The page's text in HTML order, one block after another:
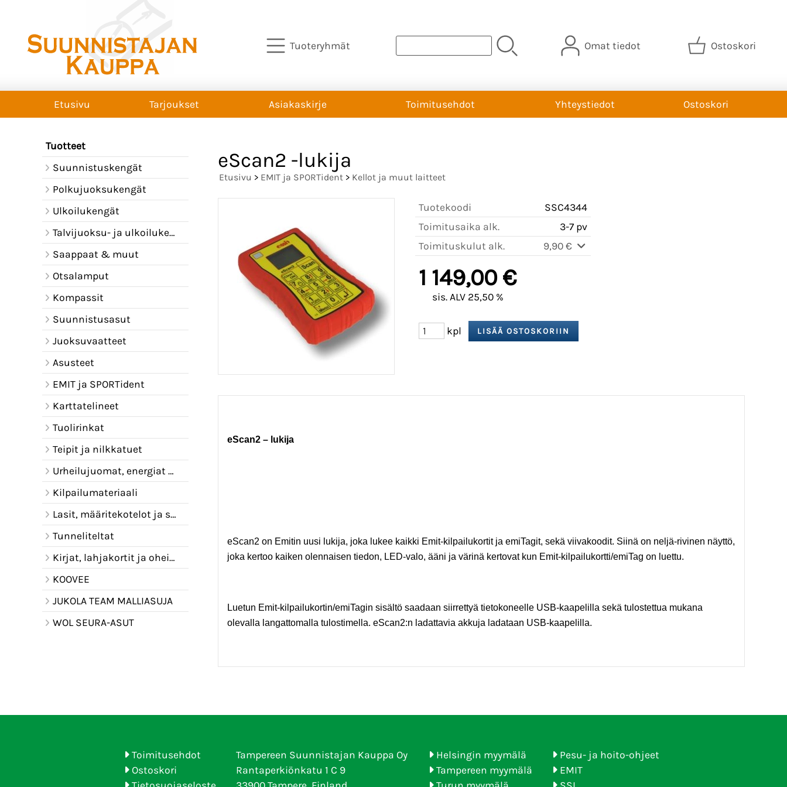
Tuoteryhmät Omat tiedot Ostoskori
Etusivu Tarjoukset Asiakaskirje Toimitusehdot Yhteystiedot Ostoskori
Tuotteet
Suunnistuskengät
Polkujuoksukengät
Ulkoilukengät
Talvijuoksu- ja ulkoilukengät
Saappaat & muut
Otsalamput
Kompassit
Suunnistusasut
Juoksuvaatteet
Asusteet
EMIT ja SPORTident
Karttatelineet
Tuolirinkat
Teipit ja nilkkatuet
Urheilujuomat, energiat ja juomavyöt
Kilpailumateriaali
Lasit, määritekotelot ja sadelipat
Tunneliteltat
Kirjat, lahjakortit ja oheistuotteet
KOOVEE
JUKOLA TEAM MALLIASUJA
WOL SEURA-ASUT
eScan2 -lukija
Etusivu > EMIT ja SPORTident > Kellot ja muut laitteet
Tuotekoodi
SSC4344
Toimitusaika alk.
3-7 pv
Toimituskulut alk.
9,90 €
1 149,00 €
sis. ALV 25,50 %
kpl
eScan2 – lukija
eScan2 on Emitin uusi lukija, joka lukee kaikki Emit-kilpailukortit ja emiTagit, sekä viivakoodit. Siinä on neljä-rivinen näyttö,
joka kertoo kaiken olennaisen tiedon, LED-valo, ääni ja värinä kertovat kun Emit-kilpailukortti/emiTag on luettu.
Luetun Emit-kilpailukortin/emiTagin sisältö saadaan siirrettyä tietokoneelle USB-kaapelilla sekä tulostettua mukana
olevalla langattomalla tulostimella. eScan2:n ladattavia akkuja ladataan USB-kaapelilla.
Toimitusehdot
Ostoskori
Tampereen Suunnistajan Kauppa Oy
Rantaperkiönkatu 1 C 9
Helsingin myymälä
Tampereen myymälä
Pesu- ja hoito-ohjeet
EMIT